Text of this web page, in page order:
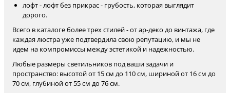
лофт - лофт без прикрас - грубость, которая выглядит
дорого.
Всего в каталоге более трех стилей - от ар-деко до винтажа, где
каждая люстра уже подтвердила свою репутацию, и мы не
идем на компромиссы между эстетикой и надежностью.
Любые размеры светильников под ваши задачи и
пространство: высотой от 15 см до 110 см, шириной от 16 см до
70 см, глубиной от 55 см до 76 см.